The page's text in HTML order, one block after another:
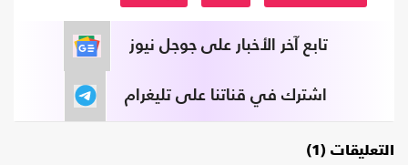
تابع آخر الأخبار على جوجل نيوز
اشترك في قناتنا على تليغرام
التعليقات (1)